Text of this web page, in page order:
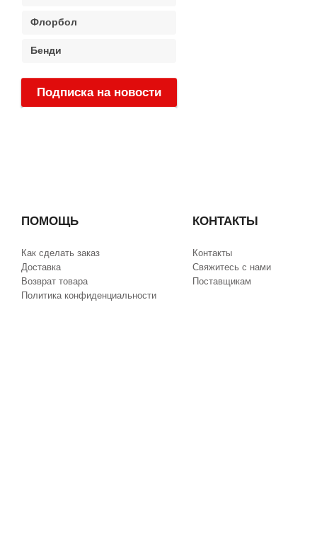
Флорбол
Бенди
Подписка на новости
ПОМОЩЬ
Как сделать заказ
Доставка
Возврат товара
Политика конфиденциальности
КОНТАКТЫ
Контакты
Свяжитесь с нами
Поставщикам